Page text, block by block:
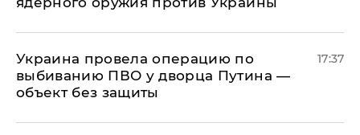
Украина провела операцию по
выбиванию ПВО у дворца Путина —
объект без защиты
17:37